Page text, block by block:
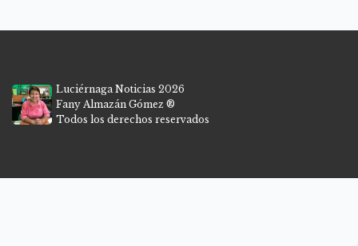
Luciérnaga Noticias 2026
Fany Almazán Gómez ®
Todos los derechos reservados